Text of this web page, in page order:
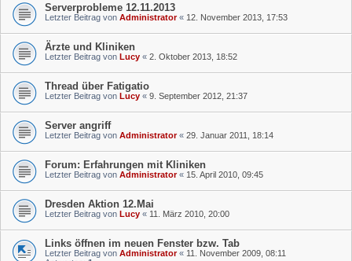
Serverprobleme 12.11.2013
Letzter Beitrag von Administrator« 12. November 2013, 17:53
Ärzte und Kliniken
Letzter Beitrag von Lucy « 2. Oktober 2013, 18:52
Thread über Fatigatio
Letzter Beitrag von Lucy « 9. September 2012, 21:37
Server angriff
Letzter Beitrag von Administrator« 29. Januar 2011, 18:14
Forum: Erfahrungen mit Kliniken
Letzter Beitrag von Administrator« 15. April 2010, 09:45
Dresden Aktion 12.Mai
Letzter Beitrag von Lucy « 11. März 2010, 20:00
Links öffnen im neuen Fenster bzw. Tab
Letzter Beitrag von Administrator« 11. November 2009, 08:11